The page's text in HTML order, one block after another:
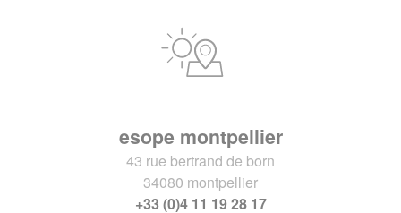
esope montpellier
43 rue bertrand de born
34080 montpellier
+33 (0)4 11 19 28 17